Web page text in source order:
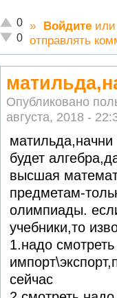
Отлично!
0
Неадекватно!
0
» Войдите
отправлять
Опубликовано
августа, 2018 -
будет
высшая
предметам-
олимпиады.
учебники,то
1.надо
сейчас